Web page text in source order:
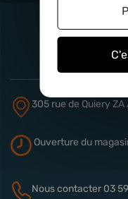
305 rue de Quiery ZA
Ouverture du
Nous contacter 03